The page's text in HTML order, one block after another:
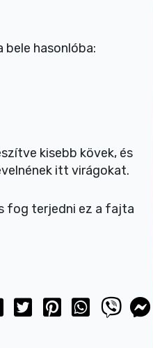
hasonlóba:
kisebb kövek, és
itt virágokat.
fog terjedni ez a fajta